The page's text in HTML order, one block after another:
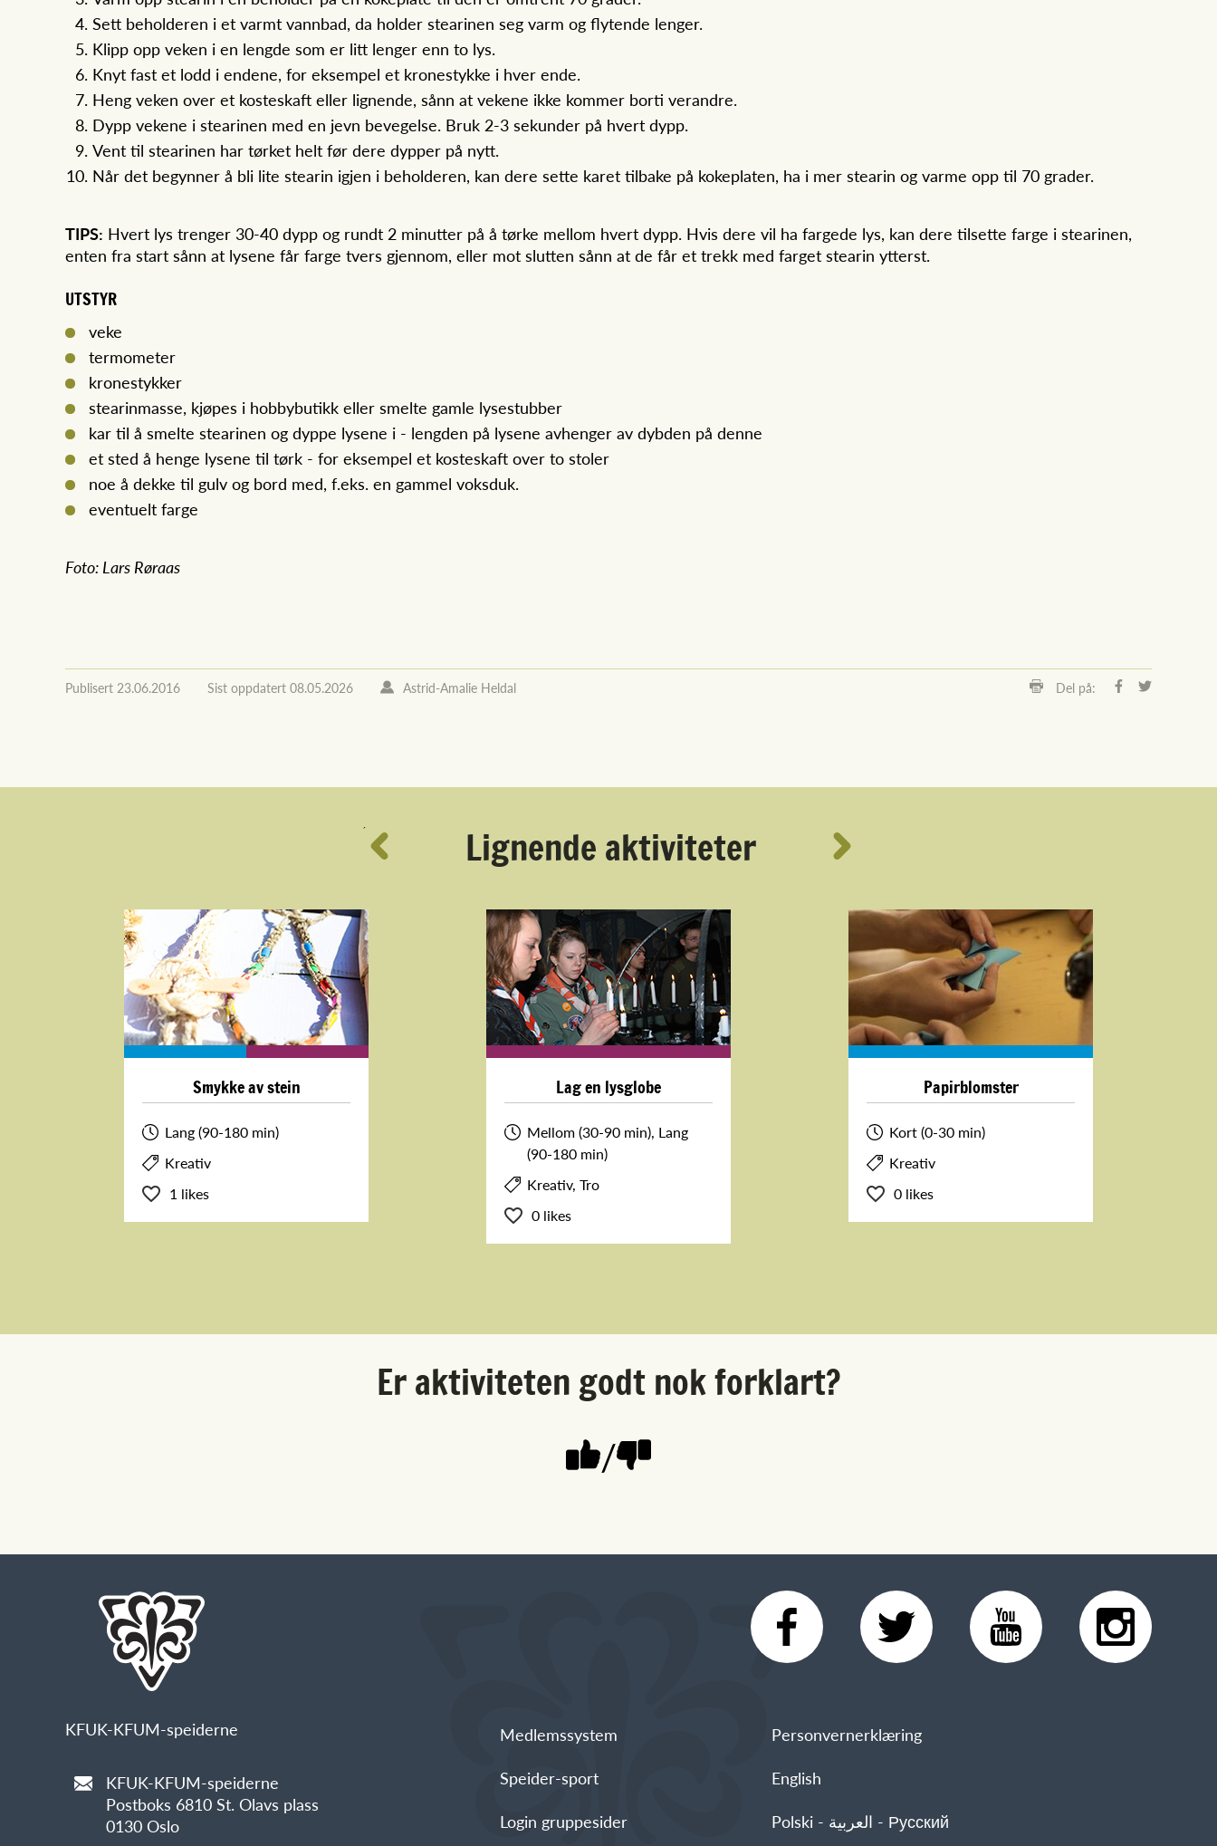
Sett beholderen i et varmt vannbad, da holder stearinen seg varm og flytende lenger.
Klipp opp veken i en lengde som er litt lenger enn to lys.
Knyt fast et lodd i endene, for eksempel et kronestykke i hver ende.
Heng veken over et kosteskaft eller lignende, sånn at vekene ikke kommer borti verandre.
Dypp vekene i stearinen med en jevn bevegelse. Bruk 2-3 sekunder på hvert dypp.
Vent til stearinen har tørket helt før dere dypper på nytt.
Når det begynner å bli lite stearin igjen i beholderen, kan dere sette karet tilbake på kokeplaten, ha i mer stearin og varme opp til 70 grader.
TIPS: Hvert lys trenger 30-40 dypp og rundt 2 minutter på å tørke mellom hvert dypp. Hvis dere vil ha fargede lys, kan dere tilsette farge i stearinen,
enten fra start sånn at lysene får farge tvers gjennom, eller mot slutten sånn at de får et trekk med farget stearin ytterst.
UTSTYR
veke
termometer
kronestykker
stearinmasse, kjøpes i hobbybutikk eller smelte gamle lysestubber
kar til å smelte stearinen og dyppe lysene i - lengden på lysene avhenger av dybden på denne
et sted å henge lysene til tørk - for eksempel et kosteskaft over to stoler
noe å dekke til gulv og bord med, f.eks. en gammel voksduk.
eventuelt farge
Foto: Lars Røraas
Publisert 23.06.2016 Sist oppdatert 08.05.2026 Astrid-Amalie Heldal Del på:
´ Lignende aktiviteter
Smykke av stein
Lang (90-180 min)
Kreativ
1 likes
Lag en lysglobe
Mellom (30-90 min), Lang
(90-180 min)
Kreativ, Tro
0 likes
Papirblomster
Kort (0-30 min)
Kreativ
0 likes
Er aktiviteten godt nok forklart?
/
KFUK-KFUM-speiderne
KFUK-KFUM-speiderne
Postboks 6810 St. Olavs plass
0130 Oslo
Medlemssystem
Speider-sport
Login gruppesider
Personvernerklæring
English
Polski - العربية - Русский